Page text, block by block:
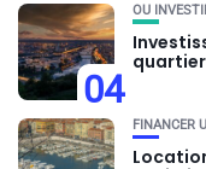
04
OU
FINANCER